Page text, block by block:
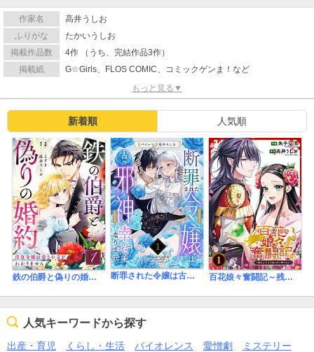
作家名
高井うしお
ふりがな
たかいうしお
掲載作品数
4作 （うち、完結作品3作）
掲載紙
G☆Girls、FLOS COMIC、コミックゲンま！など
もっと見る▼
新着順 人気順
鉄の伯爵と偽りの婚約～没落令嬢は愛され方がわかりません～ 断罪された令嬢は古の邪神と幸せになります！ 百花娘々奮闘記～残念公主は天龍と花の夢を見る～
人気キーワードから探す
出産・育児 くらし・生活 バイオレンス 愛憎劇
ミステリー